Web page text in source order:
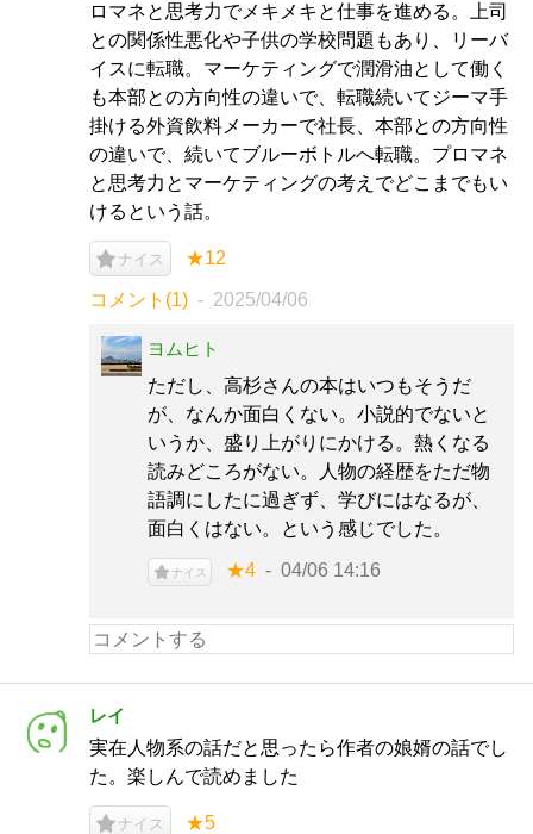
ロマネと思考力でメキメキと仕事を進める。上司
との関係性悪化や子供の学校問題もあり、リーバ
イスに転職。マーケティングで潤滑油として働く
も本部との方向性の違いで、転職続いてジーマ手
掛ける外資飲料メーカーで社長、本部との方向性
の違いで、続いてブルーボトルへ転職。プロマネ
と思考力とマーケティングの考えでどこまでもい
けるという話。
ナイス ★12
コメント(1) 2025/04/06
ヨムヒト
ただし、高杉さんの本はいつもそうだ
が、なんか面白くない。小説的でないと
いうか、盛り上がりにかける。熱くなる
読みどころがない。人物の経歴をただ物
語調にしたに過ぎず、学びにはなるが、
面白くはない。という感じでした。
ナイス ★4 04/06 14:16
レイ
実在人物系の話だと思ったら作者の娘婿の話でし
た。楽しんで読めました
ナイス ★5